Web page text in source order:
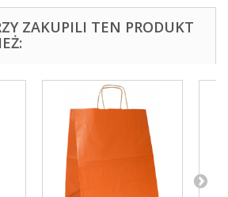
ZAKUPILI TEN PRODUKT